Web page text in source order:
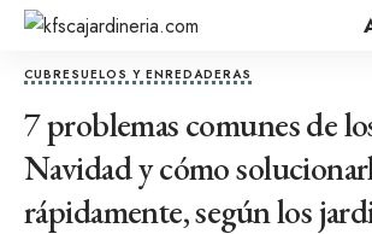
CUBRESUELOS Y ENREDADERAS
7 problemas comunes de
Navidad y cómo
rápidamente, según los